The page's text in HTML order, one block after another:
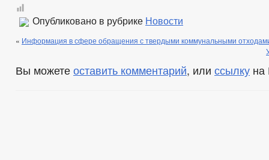
Опубликовано в рубрике Новости
« Информация в сфере обращения с твердыми коммунальными
Вы можете оставить комментарий, или ссылку на